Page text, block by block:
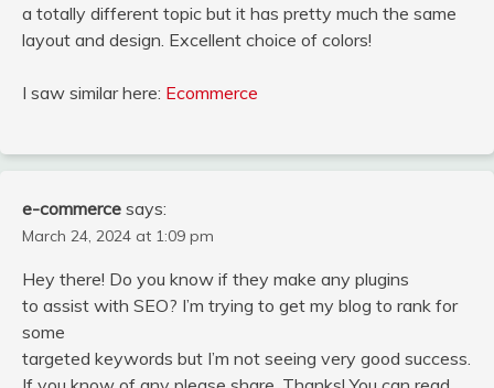
a totally different topic but it has pretty much the same
layout and design. Excellent choice of colors!
I saw similar here: Ecommerce
e-commerce says:
March 24, 2024 at 1:09 pm
Hey there! Do you know if they make any plugins
to assist with SEO? I’m trying to get my blog to rank for
some
targeted keywords but I’m not seeing very good success.